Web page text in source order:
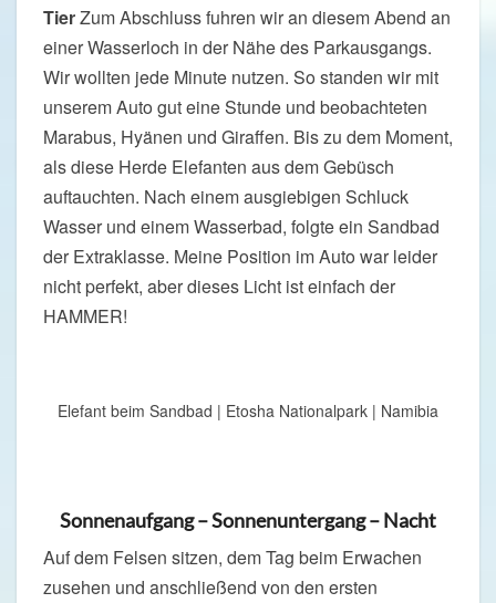
TierZum Abschluss fuhren wir an diesem Abend an
einer Wasserloch in der Nähe des Parkausgangs.
Wir wollten jede Minute nutzen. So standen wir mit
unserem Auto gut eine Stunde und beobachteten
Marabus, Hyänen und Giraffen. Bis zu dem Moment,
als diese Herde Elefanten aus dem Gebüsch
auftauchten. Nach einem ausgiebigen Schluck
Wasser und einem Wasserbad, folgte ein Sandbad
der Extraklasse. Meine Position im Auto war leider
nicht perfekt, aber dieses Licht ist einfach der
HAMMER!
Elefant beim Sandbad | Etosha Nationalpark | Namibia
Sonnenaufgang – Sonnenuntergang – Nacht
Auf dem Felsen sitzen, dem Tag beim Erwachen
zusehen und anschließend von den ersten